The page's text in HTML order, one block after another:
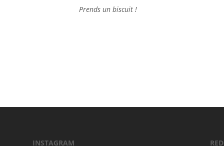
Prends un biscuit !
INSTAGRAM